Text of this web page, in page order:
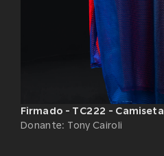
Firmado - TC222 - Camiseta
Donante: Tony Cairoli